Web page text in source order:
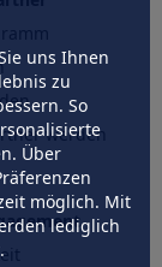
uns Ihnen
zu
So
Über
möglich. Mit
lediglich
werden